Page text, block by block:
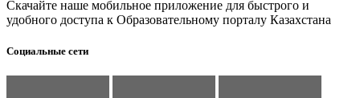
Скачайте наше мобильное приложение для быстрого и
удобного доступа к Образовательному порталу Казахстана
Социальные сети